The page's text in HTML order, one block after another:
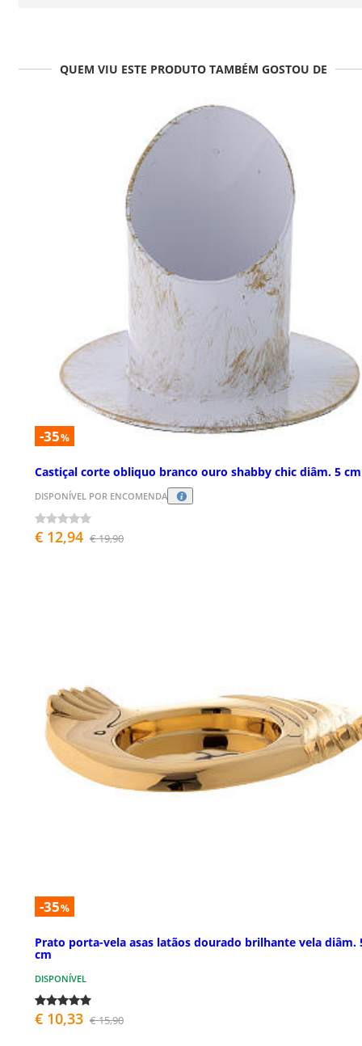
QUEM VIU ESTE PRODUTO TAMBÉM GOSTOU DE
-35%
Castiçal corte obliquo branco ouro shabby chic diâm. 5 cm
DISPONÍVEL POR ENCOMENDA
€ 12,94 € 19,90
-35%
Prato porta-vela asas latãos dourado brilhante vela diâm.
cm
DISPONÍVEL
€ 10,33 € 15,90